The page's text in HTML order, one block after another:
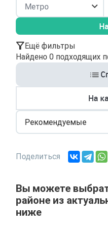
Ещё фильтры
Найдено 0 подходящих
На
Рекомендуемые
Поделиться
Вы можете
районе из
ниже